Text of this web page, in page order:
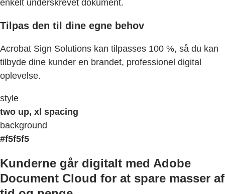
enkelt underskrevet dokument.
Tilpas den til dine egne behov
Acrobat Sign Solutions kan tilpasses 100 %, så du kan
tilbyde dine kunder en brandet, professionel digital
oplevelse.
style
two up, xl spacing
background
#f5f5f5
Kunderne går digitalt med Adobe
Document Cloud for at spare masser af